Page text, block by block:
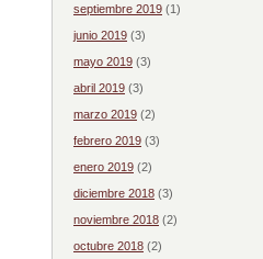
septiembre 2019 (1)
junio 2019 (3)
mayo 2019 (3)
abril 2019 (3)
marzo 2019 (2)
febrero 2019 (3)
enero 2019 (2)
diciembre 2018 (3)
noviembre 2018 (2)
octubre 2018 (2)